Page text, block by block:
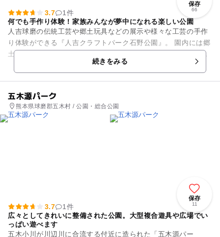
保存
66
3.7
1件
何でも手作り体験！家族みんなが夢中になれる楽しい公園
人吉球磨の伝統工芸や郷土玩具などの展示や様々な工芸の手作
り体験ができる『人吉クラフトパーク石野公園』。 園内には郷
土物産館やキャンプ場と遊具のある公園もあり一日中、または
続きをみる
五木源パーク
熊本県球磨郡五木村 / 公園・総合公園
保存
11
3.7
1件
広々としてきれいに整備された公園。大型複合遊具や広場でい
っぱい遊べます
五木小川が川辺川に合流する付近に造られた「五木源パー